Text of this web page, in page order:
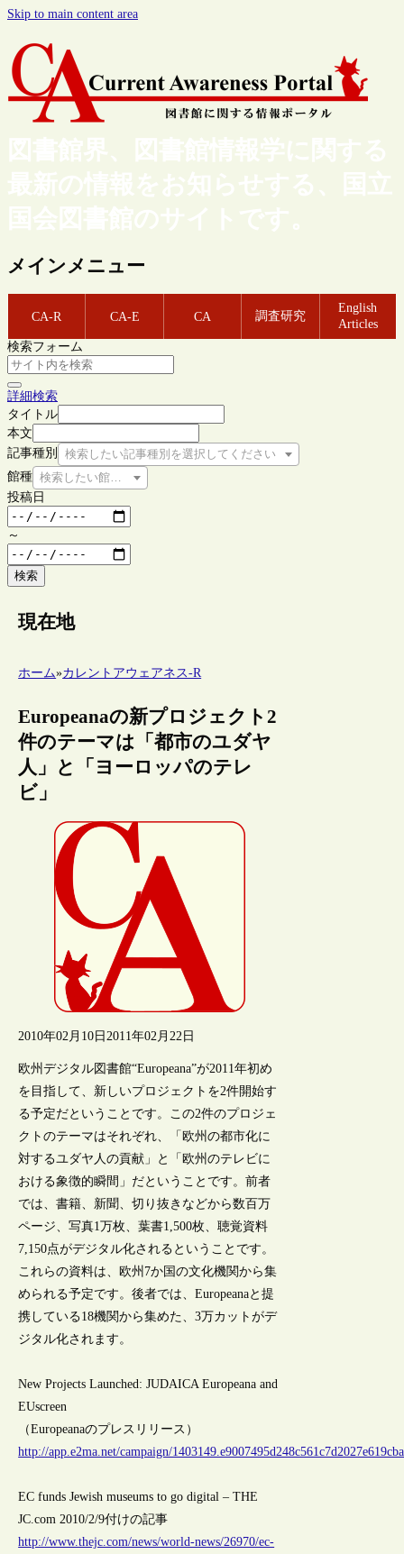
Skip to main content area
図書館界、図書館情報学に関する
最新の情報をお知らせする、国立
国会図書館のサイトです。
メインメニュー
CA-R CA-E CA 調査研究
English
Articles
検索フォーム
詳細検索
タイトル
本文
記事種別
検索したい記事種別を選択してください
館種 検索したい館種を選択してください
投稿日
～
検索
現在地
ホーム»カレントアウェアネス-R
Europeanaの新プロジェクト2
件のテーマは「都市のユダヤ
人」と「ヨーロッパのテレ
ビ」
2010年02月10日 2011年02月22日
欧州デジタル図書館“Europeana”が2011年初め
を目指して、新しいプロジェクトを2件開始す
る予定だということです。この2件のプロジェ
クトのテーマはそれぞれ、「欧州の都市化に
対するユダヤ人の貢献」と「欧州のテレビに
おける象徴的瞬間」だということです。前者
では、書籍、新聞、切り抜きなどから数百万
ページ、写真1万枚、葉書1,500枚、聴覚資料
7,150点がデジタル化されるということです。
これらの資料は、欧州7か国の文化機関から集
められる予定です。後者では、Europeanaと提
携している18機関から集めた、3万カットがデ
ジタル化されます。
New Projects Launched: JUDAICA Europeana and
EUscreen
（Europeanaのプレスリリース）
http://app.e2ma.net/campaign/
EC funds Jewish museums to go digital – THE
JC.com 2010/2/9付けの記事
http://www.thejc.com/news/world-news/26970/ec-